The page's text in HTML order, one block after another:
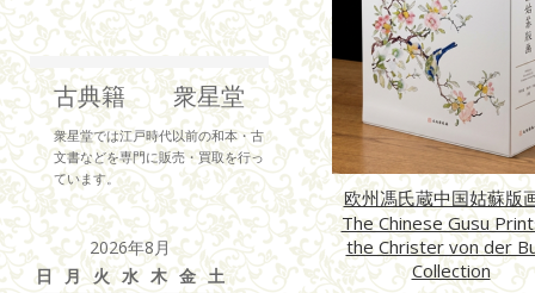
欧州馮氏蔵中国姑蘇
The Chinese Gusu
the Christer von der
Collection
古典籍 衆星堂
衆星堂では江戸時代以前の和本・古
文書などを専門に販売・買取を行っ
ています。
2026年8月
日 月 火 水 木 金 土